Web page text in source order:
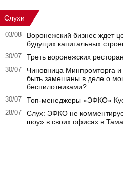
Слухи
03/08
Воронежский бизнес ждет
будущих капитальных
30/07 Треть воронежских
30/07
Чиновница Минпромторга
быть замешаны в деле о
беспилотниками?
30/07 Топ-менеджеры «ЭФКО»
28/07
Слух: ЭФКО не
шоу» в своих офисах в